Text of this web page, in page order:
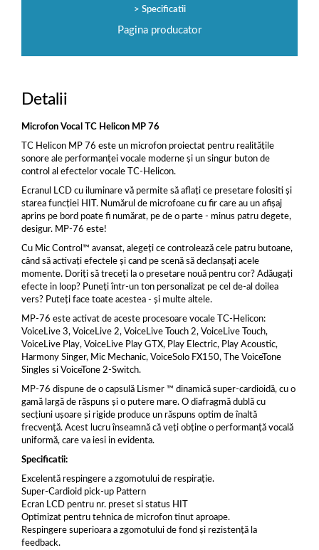
Specificatii
Pagina producator
Detalii
Microfon Vocal TC Helicon MP 76
TC Helicon MP 76 este un microfon proiectat pentru realitățile
sonore ale performanței vocale moderne și un singur buton de
control al efectelor vocale TC-Helicon.
Ecranul LCD cu iluminare vă permite să aflați ce presetare folositi și
starea funcției HIT. Numărul de microfoane cu fir care au un afișaj
aprins pe bord poate fi numărat, pe de o parte - minus patru degete,
desigur. MP-76 este!
Cu Mic Control™ avansat, alegeți ce controlează cele patru butoane,
când să activați efectele și cand pe scenă să declanșați acele
momente. Doriți să treceți la o presetare nouă pentru cor? Adăugați
efecte in loop? Puneți într-un ton personalizat pe cel de-al doilea
vers? Puteți face toate acestea - și multe altele.
MP-76 este activat de aceste procesoare vocale TC-Helicon:
VoiceLive 3, VoiceLive 2, VoiceLive Touch 2, VoiceLive Touch,
VoiceLive Play, VoiceLive Play GTX, Play Electric, Play Acoustic,
Harmony Singer, Mic Mechanic, VoiceSolo FX150, The VoiceTone
Singles si VoiceTone 2-Switch.
MP-76 dispune de o capsulă Lismer ™ dinamică super-cardioidă, cu o
gamă largă de răspuns și o putere mare. O diafragmă dublă cu
secțiuni ușoare și rigide produce un răspuns optim de înaltă
frecvență. Acest lucru înseamnă că veți obține o performanță vocală
uniformă, care va iesi in evidenta.
Specificatii:
Excelentă respingere a zgomotului de respirație.
Super-Cardioid pick-up Pattern
Ecran LCD pentru nr. preset si status HIT
Optimizat pentru tehnica de microfon tinut aproape.
Respingere superioara a zgomotului de fond și rezistență la
feedback.